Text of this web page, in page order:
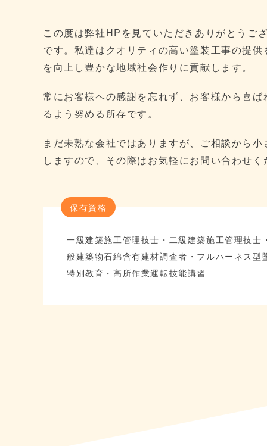
この度は弊社HPを見ていただきありがとうご
です。私達はクオリティの高い塗装工事の提
を向上し豊かな地域社会作りに貢献します。
常にお客様への感謝を忘れず、お客様から喜
るよう努める所存です。
まだ未熟な会社ではありますが、ご相談から
しますので、その際はお気軽にお問い合わせ
保有資格
一級建築施工管理技士・二級建築施工管理技士
般建築物石綿含有建材調査者・フルハーネス型
特別教育・高所作業運転技能講習